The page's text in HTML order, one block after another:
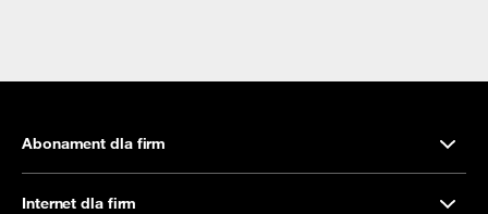
Abonament dla firm
Internet dla firm